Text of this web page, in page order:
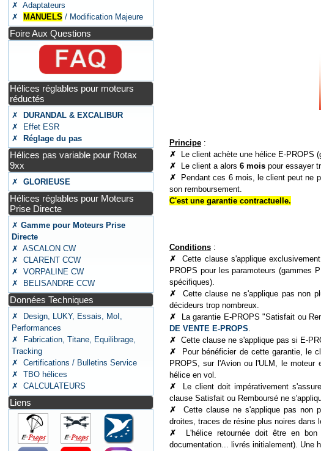
✗ Adaptateurs
✗
MANUELS / Modification Majeure
Foire Aux Questions
Hélices réglables pour moteurs
réductés
✗
DURANDAL & EXCALIBUR
✗ Effet ESR
✗
Réglage du pas
Hélices pas variable pour Rotax
9xx
✗GLORIEUSE
Hélices réglables pour Moteurs
Prise Directe
✗Gamme pour Moteurs Prise
Directe
✗ ASCALON CW
✗ CLARENT CCW
✗ VORPALINE CW
✗ BELISANDRE CCW
Données Techniques
✗ Design, LUKY, Essais, MoI,
Performances
✗ Fabrication, Titane, Equilibrage,
Tracking
✗ Certifications / Bulletins Service
✗ TBO hélices
✗ CALCULATEURS
Liens
Principe:
✗
Le client achète une hélice E-PROPS
✗
Le client a alors 6 moispour essayer
✗
Pendant ces 6 mois, le client peut ne
son remboursement.
C'est une garantie contractuelle.
Conditions:
✗Cette clause s'applique
PROPS pour les paramoteurs (gammes
spécifiques).
✗ Cette clause ne s'applique pas non
décideurs trop nombreux.
✗
La garantie E-PROPS "Satisfait ou
DE VENTE E-PROPS.
✗ Cette clause ne s'applique pas si E-
✗
Pour bénéficier de cette garantie, le
PROPS, sur l'Avion ou l'ULM, le
hélice en vol.
✗
Le client doit impérativement
clause Satisfait ou Remboursé ne
✗ Cette clause ne s'applique pas non
droites, traces de résine plus noires dans
✗
L'hélice retournée doit être en
documentation... livrés initialement). Une